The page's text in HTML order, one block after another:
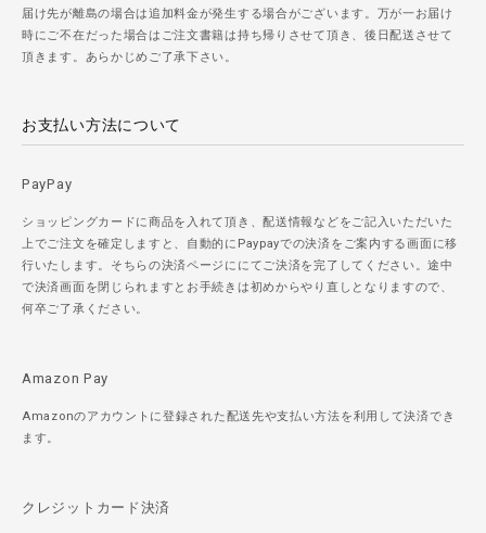
届け先が離島の場合は追加料金が発生する場合がございます。万が一お届け
時にご不在だった場合はご注文書籍は持ち帰りさせて頂き、後日配送させて
頂きます。あらかじめご了承下さい。
お支払い方法について
PayPay
ショッピングカードに商品を入れて頂き、配送情報などをご記入いただいた
上でご注文を確定しますと、自動的にPaypayでの決済をご案内する画面に移
行いたします。そちらの決済ページににてご決済を完了してください。途中
で決済画面を閉じられますとお手続きは初めからやり直しとなりますので、
何卒ご了承ください。
Amazon Pay
Amazonのアカウントに登録された配送先や支払い方法を利用して決済でき
ます。
クレジットカード決済